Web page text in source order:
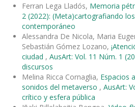
Ferran Lega Lladós, Memoria
2 (2022): (Meta)cartografiando
contemporáneo
Alessandra De Nicola, Maria
Sebastián Gómez Lozano,
ciudad , AusArt: Vol. 11 Núm. 1
discursos
Melina Ricca Cornaglia, Espacios
sonidos del metaverso , AusArt:
crítico y esfera pública